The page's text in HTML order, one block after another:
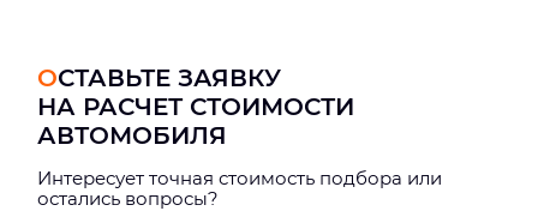
ОСТАВЬТЕ ЗАЯВКУ
НА РАСЧЕТ СТОИМОСТИ
АВТОМОБИЛЯ
Интерeсует точная стоимость подбора или
остались вопросы?